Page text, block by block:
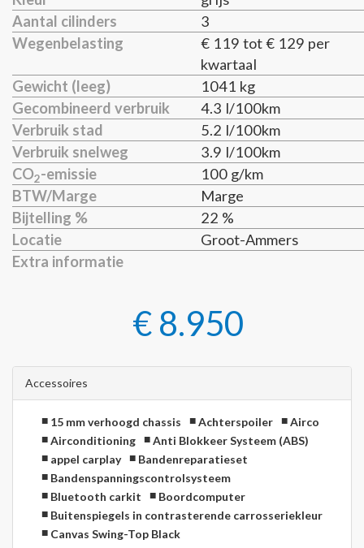
Aantal cilinders
3
Wegenbelasting
€ 119 tot € 129 per
kwartaal
Gewicht (leeg)
1041 kg
Gecombineerd verbruik
4.3 l/100km
Verbruik stad
5.2 l/100km
Verbruik snelweg
3.9 l/100km
CO2-emissie
100 g/km
BTW/Marge
Marge
Bijtelling %
22 %
Locatie
Groot-Ammers
Extra informatie
€ 8.950
Accessoires
15 mm verhoogd chassis Achterspoiler
Airco
Airconditioning
Anti Blokkeer Systeem (ABS)
appel carplay
Bandenreparatieset
Bandenspanningscontrolsysteem
Bluetooth carkit
Boordcomputer
Buitenspiegels in contrasterende carrosseriekleur
Canvas Swing-Top Black